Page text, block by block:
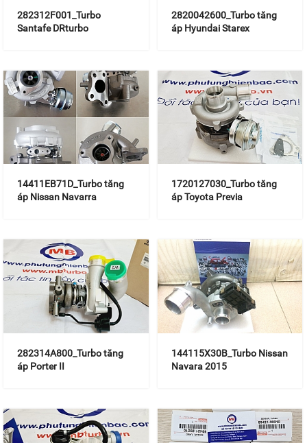
282312F001_Turbo
Santafe DRturbo
2820042600_Turbo tăng
áp Hyundai Starex
14411EB71D_Turbo tăng
áp Nissan Navarra
1720127030_Turbo tăng
áp Toyota Previa
282314A800_Turbo tăng
áp Porter II
144115X30B_Turbo Nissan
Navara 2015